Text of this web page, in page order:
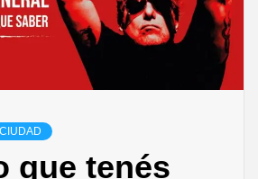
que tenés